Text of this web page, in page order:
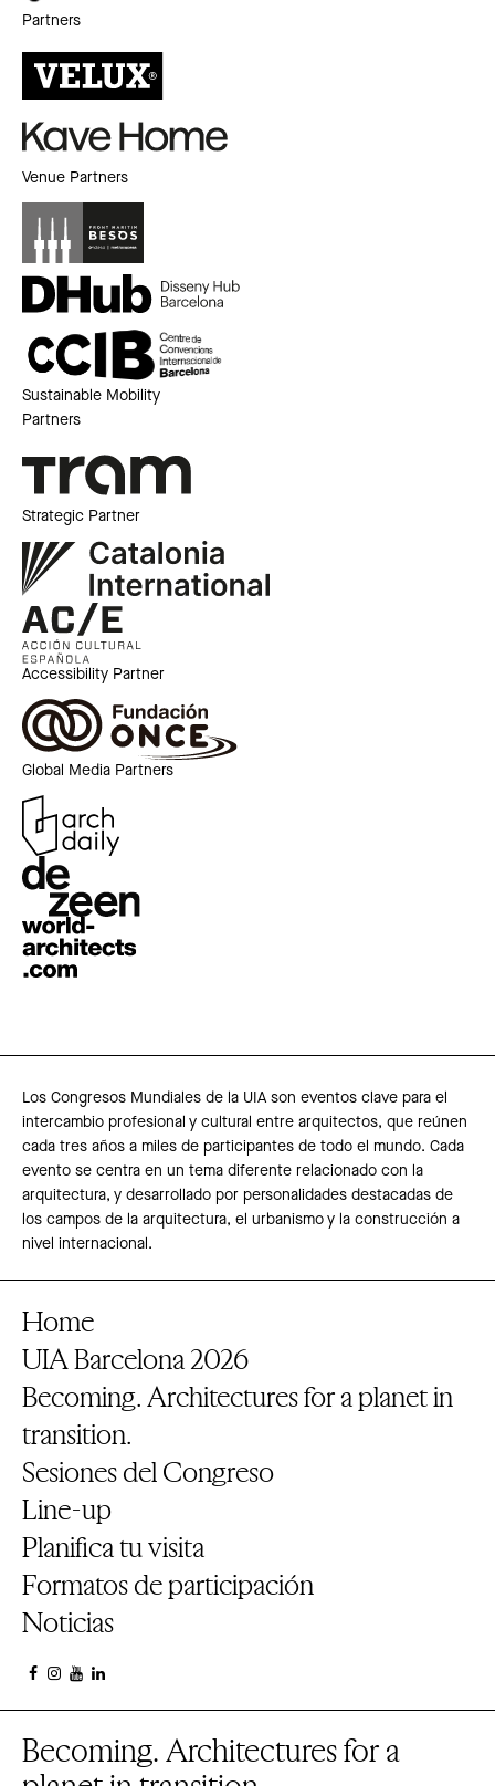
Partners
Venue Partners
Sustainable Mobility
Partners
Strategic Partner
Accessibility Partner
Global Media Partners
Los Congresos Mundiales de la UIA son eventos clave para el
intercambio profesional y cultural entre arquitectos, que reúnen
cada tres años a miles de participantes de todo el mundo. Cada
evento se centra en un tema diferente relacionado con la
arquitectura, y desarrollado por personalidades destacadas de
los campos de la arquitectura, el urbanismo y la construcción a
nivel internacional.
Home
UIA Barcelona 2026
Becoming. Architectures for a planet in
transition.
Sesiones del Congreso
Line-up
Planifica tu visita
Formatos de participación
Noticias
Becoming. Architectures for a